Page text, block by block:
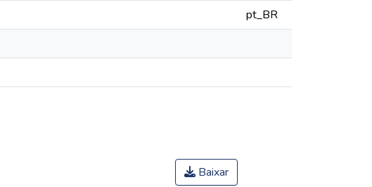
pt_BR
Baixar